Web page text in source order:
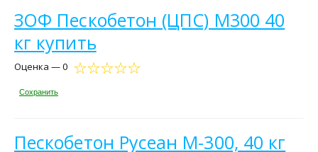
ЗОФ Пескобетон (ЦПС) М300 40
кг купить
Оценка — 0
Сохранить
Пескобетон Русеан М-300, 40 кг